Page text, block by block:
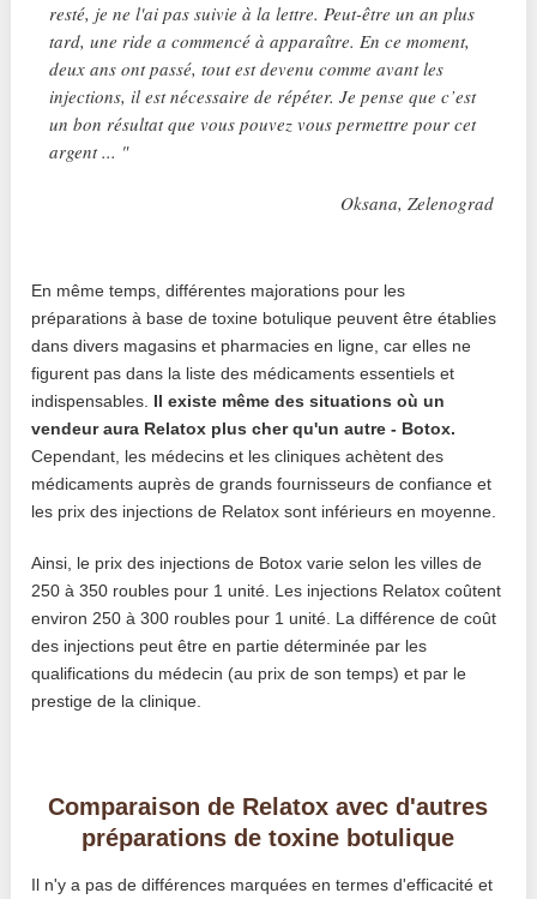
resté, je ne l'ai pas suivie à la lettre. Peut-être un an plus
tard, une ride a commencé à apparaître. En ce moment,
deux ans ont passé, tout est devenu comme avant les
injections, il est nécessaire de répéter. Je pense que c’est
un bon résultat que vous pouvez vous permettre pour cet
argent ... "
Oksana, Zelenograd
En même temps, différentes majorations pour les
préparations à base de toxine botulique peuvent être établies
dans divers magasins et pharmacies en ligne, car elles ne
figurent pas dans la liste des médicaments essentiels et
indispensables. Il existe même des situations où un
vendeur aura Relatox plus cher qu'un autre - Botox.
Cependant, les médecins et les cliniques achètent des
médicaments auprès de grands fournisseurs de confiance et
les prix des injections de Relatox sont inférieurs en moyenne.
Ainsi, le prix des injections de Botox varie selon les villes de
250 à 350 roubles pour 1 unité. Les injections Relatox coûtent
environ 250 à 300 roubles pour 1 unité. La différence de coût
des injections peut être en partie déterminée par les
qualifications du médecin (au prix de son temps) et par le
prestige de la clinique.
Comparaison de Relatox avec d'autres
préparations de toxine botulique
Il n'y a pas de différences marquées en termes d'efficacité et